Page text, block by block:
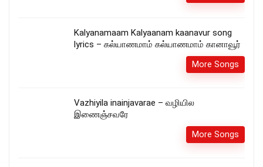
Kalyanamaam Kalyaanam kaanavur song
lyrics – கல்யாணமாம் கல்யாணமாம் கானாவூர்
More Songs
Vazhiyila inainjavarae – வழியில
இணைஞ்சவரே
More Songs